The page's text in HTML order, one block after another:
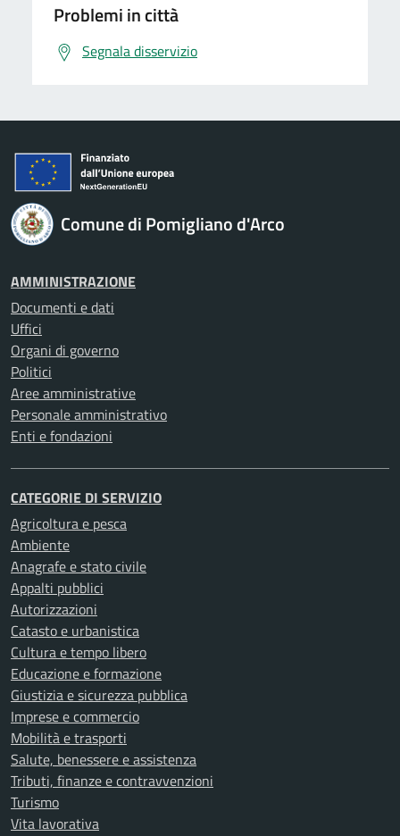
Problemi in città
Segnala disservizio
Comune di Pomigliano d'Arco
AMMINISTRAZIONE
Documenti e dati
Uffici
Organi di governo
Politici
Aree amministrative
Personale amministrativo
Enti e fondazioni
CATEGORIE DI SERVIZIO
Agricoltura e pesca
Ambiente
Anagrafe e stato civile
Appalti pubblici
Autorizzazioni
Catasto e urbanistica
Cultura e tempo libero
Educazione e formazione
Giustizia e sicurezza pubblica
Imprese e commercio
Mobilità e trasporti
Salute, benessere e assistenza
Tributi, finanze e contravvenzioni
Turismo
Vita lavorativa